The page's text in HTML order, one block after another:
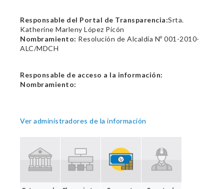
Responsable del Portal de Transparencia:Srta.
Katherine Marleny López Picón
Nombramiento: Resolución de Alcaldía Nº 001-2010-
ALC/MDCH
Responsable de acceso a la información:
Nombramiento:
Ver administradores de la información